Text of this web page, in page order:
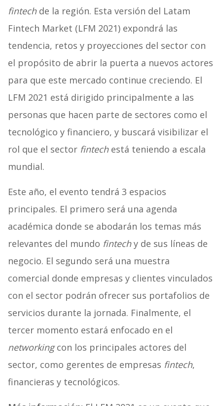
fintech de la región. Esta versión del Latam
Fintech Market (LFM 2021) expondrá las
tendencia, retos y proyecciones del sector con
el propósito de abrir la puerta a nuevos actores
para que este mercado continue creciendo. El
LFM 2021 está dirigido principalmente a las
personas que hacen parte de sectores como el
tecnológico y financiero, y buscará visibilizar el
rol que el sector fintechestá teniendo a escala
mundial.
Este año, el evento tendrá 3 espacios
principales. El primero será una agenda
académica donde se abodarán los temas más
relevantes del mundo fintechy de sus líneas de
negocio. El segundo será una muestra
comercial donde empresas y clientes vinculados
con el sector podrán ofrecer sus portafolios de
servicios durante la jornada. Finalmente, el
tercer momento estará enfocado en el
networkingcon los principales actores del
sector, como gerentes de empresas fintech,
financieras y tecnológicos.